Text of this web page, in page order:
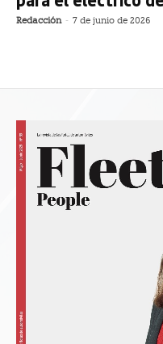
Redacción - 7 de junio de 2026